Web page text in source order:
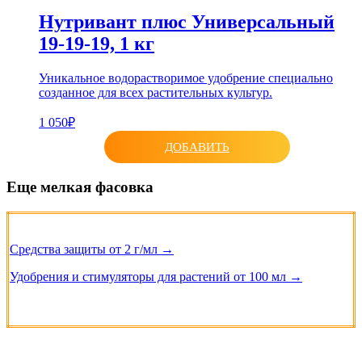
Нутривант плюс Универсальный
19-19-19, 1 кг
Уникальное водорастворимое удобрение специально
созданное для всех растительных культур.
1 050₽
ДОБАВИТЬ
Еще мелкая фасовка
Средства защиты от 2 г/мл →
Удобрения и стимуляторы для растений от 100 мл →